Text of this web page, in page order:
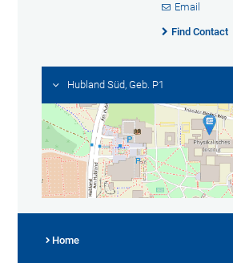
Email
Find Contact
Hubland Süd, Geb. P1
Home